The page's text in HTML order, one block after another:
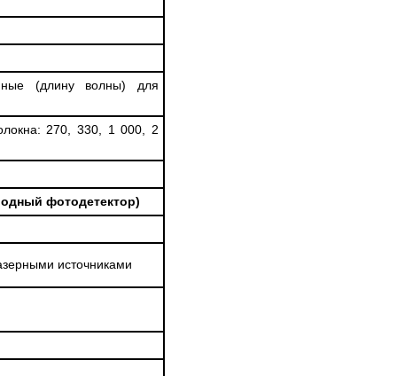
(длину волны) для
270, 330, 1 000, 2
фотодетектор)
источниками